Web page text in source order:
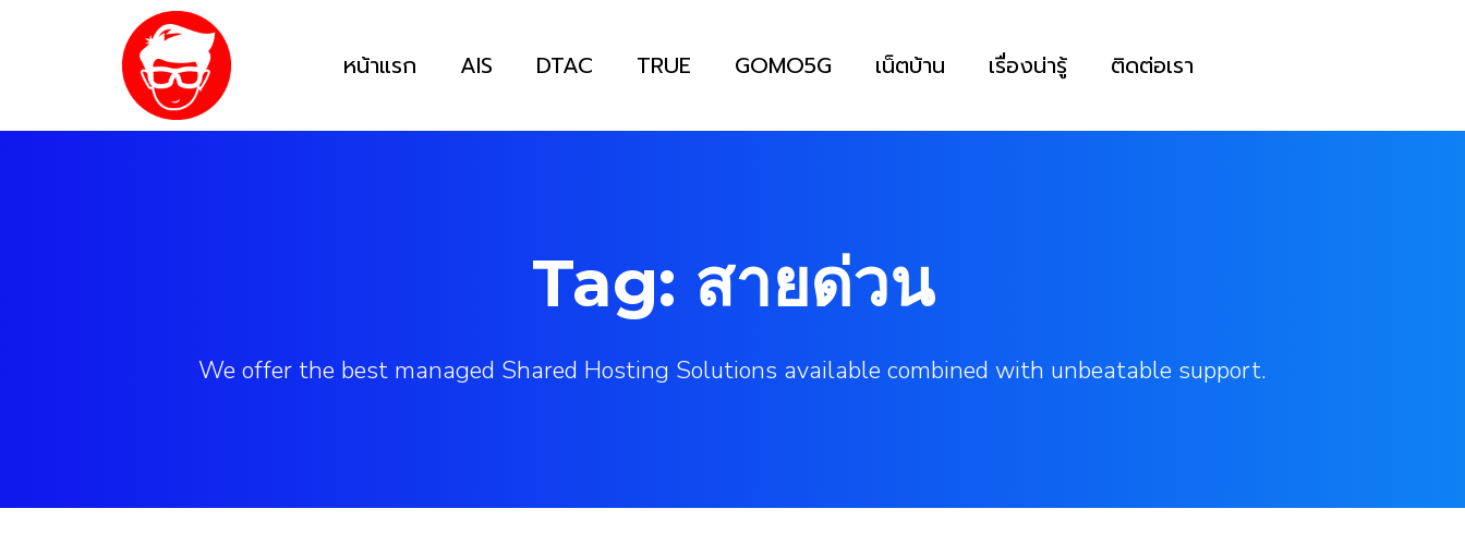
หน้าแรก AIS DTAC TRUE GOMO5G เน็ตบ้าน เรื่องน่ารู้ ติดต่อเรา
Tag: สายด่วน
We offer the best managed Shared Hosting Solutions available combined with unbeatable support.